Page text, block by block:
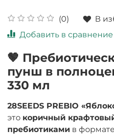
(0)
В
Добавить в сравнение
🤎
пунш в
330 мл
28SEEDS PREBIO
это коричный
пребиотиками в формате